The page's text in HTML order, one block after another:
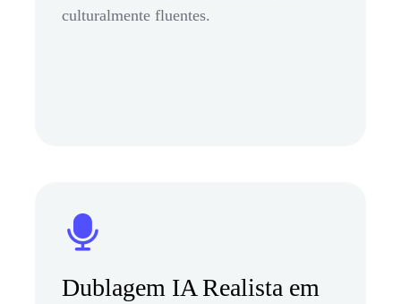
culturalmente fluentes.
Dublagem IA Realista em